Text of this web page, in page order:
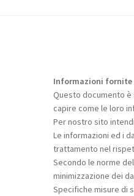
Informazioni fornite
Questo documento è
capire come le loro
Per nostro sito
Le informazioni ed i
trattamento nel
Secondo le norme
minimizzazione dei
Specifiche misure di